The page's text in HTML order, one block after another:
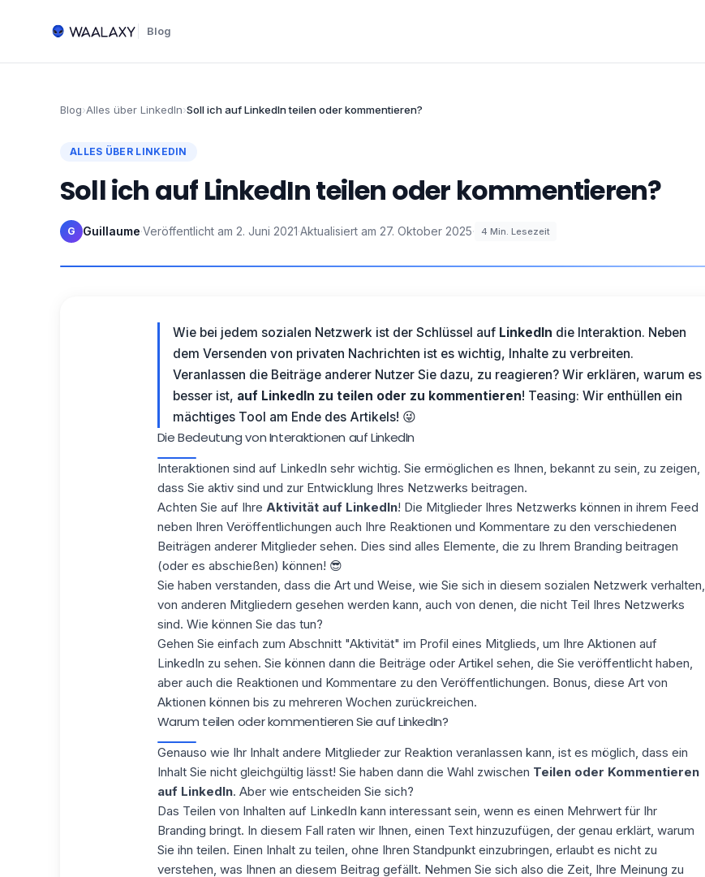
Blog
Blog›Alles über LinkedIn›Soll ich auf LinkedIn teilen oder kommentieren?
ALLES ÜBER LINKEDIN
Soll ich auf LinkedIn teilen oder kommentieren?
G Guillaume·Veröffentlicht am 2. Juni 2021·Aktualisiert am 27. Oktober 2025· 4 Min. Lesezeit
Wie bei jedem sozialen Netzwerk ist der Schlüssel auf LinkedIn die Interaktion. Neben
dem Versenden von privaten Nachrichten ist es wichtig, Inhalte zu verbreiten.
Veranlassen die Beiträge anderer Nutzer Sie dazu, zu reagieren? Wir erklären, warum es
besser ist, auf LinkedIn zu teilen oder zu kommentieren! Teasing: Wir enthüllen ein
mächtiges Tool am Ende des Artikels! 😜
Die Bedeutung von Interaktionen auf LinkedIn
Interaktionen sind auf LinkedIn sehr wichtig. Sie ermöglichen es Ihnen, bekannt zu sein, zu zeigen,
dass Sie aktiv sind und zur Entwicklung Ihres Netzwerks beitragen.
Achten Sie auf Ihre Aktivität auf LinkedIn! Die Mitglieder Ihres Netzwerks können in ihrem Feed
neben Ihren Veröffentlichungen auch Ihre Reaktionen und Kommentare zu den verschiedenen
Beiträgen anderer Mitglieder sehen. Dies sind alles Elemente, die zu Ihrem Branding beitragen
(oder es abschießen) können! 😎
Sie haben verstanden, dass die Art und Weise, wie Sie sich in diesem sozialen Netzwerk verhalten,
von anderen Mitgliedern gesehen werden kann, auch von denen, die nicht Teil Ihres Netzwerks
sind. Wie können Sie das tun?
Gehen Sie einfach zum Abschnitt "Aktivität" im Profil eines Mitglieds, um Ihre Aktionen auf
LinkedIn zu sehen. Sie können dann die Beiträge oder Artikel sehen, die Sie veröffentlicht haben,
aber auch die Reaktionen und Kommentare zu den Veröffentlichungen. Bonus, diese Art von
Aktionen können bis zu mehreren Wochen zurückreichen.
Warum teilen oder kommentieren Sie auf LinkedIn?
Genauso wie Ihr Inhalt andere Mitglieder zur Reaktion veranlassen kann, ist es möglich, dass ein
Inhalt Sie nicht gleichgültig lässt! Sie haben dann die Wahl zwischen Teilen oder Kommentieren
auf LinkedIn. Aber wie entscheiden Sie sich?
Das Teilen von Inhalten auf LinkedIn kann interessant sein, wenn es einen Mehrwert für Ihr
Branding bringt. In diesem Fall raten wir Ihnen, einen Text hinzuzufügen, der genau erklärt, warum
Sie ihn teilen. Einen Inhalt zu teilen, ohne Ihren Standpunkt einzubringen, erlaubt es nicht zu
verstehen, was Ihnen an diesem Beitrag gefällt. Nehmen Sie sich also die Zeit, Ihre Meinung zu